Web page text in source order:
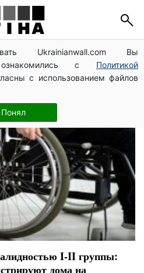
Ukrainianwall.com Вы
с Политикой
с использованием файлов
Понял
I-II группы:
дома на